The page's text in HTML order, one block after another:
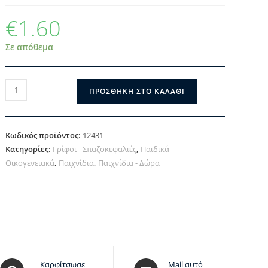
€1.60
Σε απόθεμα
ΠΡΟΣΘΉΚΗ ΣΤΟ ΚΑΛΆΘΙ
Κωδικός προϊόντος: 12431
Κατηγορίες: Γρίφοι - Σπαζοκεφαλιές, Παιδικά -
Οικογενειακά, Παιχνίδια, Παιχνίδια - Δώρα
Καρφίτσωσε
Mail αυτό